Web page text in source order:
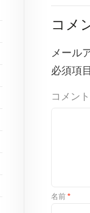
コメ
メール
必須項
コメント
名前 *